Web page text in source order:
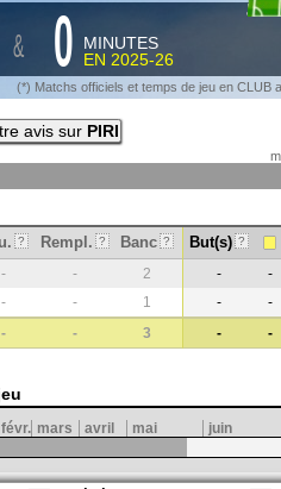
& 0
MINUTES
EN 2025-26
(*) Matchs officiels et temps de jeu en CLUB
avis sur PIRI
? Rempl. ? Banc ? But(s) ?
- - 2 - -
- - 1 - -
- - 3 - -
févr. mars avril mai juin